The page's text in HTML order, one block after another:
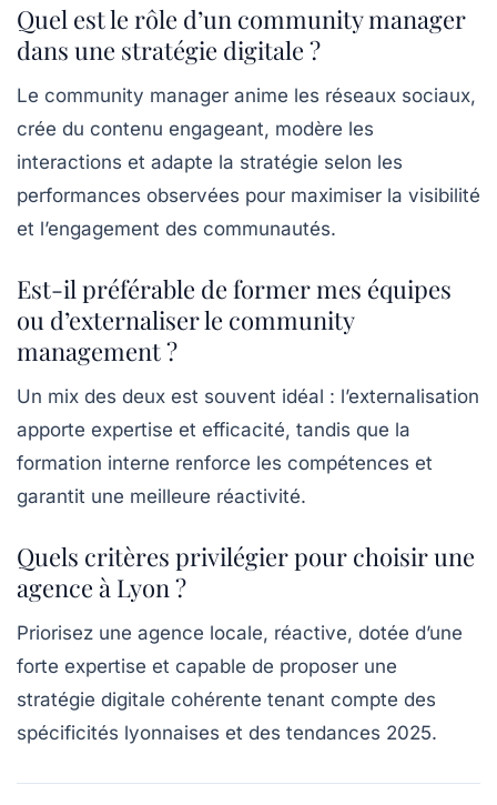
Quel est le rôle d’un community manager
dans une stratégie digitale ?
Le community manager anime les réseaux sociaux,
crée du contenu engageant, modère les
interactions et adapte la stratégie selon les
performances observées pour maximiser la visibilité
et l’engagement des communautés.
Est-il préférable de former mes équipes
ou d’externaliser le community
management ?
Un mix des deux est souvent idéal : l’externalisation
apporte expertise et efficacité, tandis que la
formation interne renforce les compétences et
garantit une meilleure réactivité.
Quels critères privilégier pour choisir une
agence à Lyon ?
Priorisez une agence locale, réactive, dotée d’une
forte expertise et capable de proposer une
stratégie digitale cohérente tenant compte des
spécificités lyonnaises et des tendances 2025.